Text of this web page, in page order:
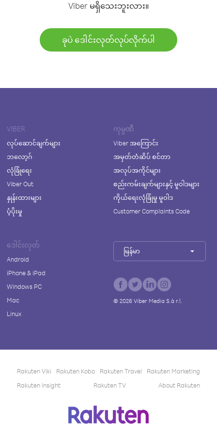
Viber မရှိသေးဘူးလား။
ခုပဲ ဒေါင်းလုတ်လုပ်လိုက်ပါ
VIBER
လုပ်ဆောင်ချက်များ
ဘလော့ဂ်
လုံခြုံရေး
Viber Out
နှုန်းထားများ
ပံ့ပိုးမှု
ကုမ္ပဏီ
Viber အကြောင်း
အမှတ်တံဆိပ် စင်တာ
အလုပ်အကိုင်များ
စည်းကမ်းချက်များနှင့် မူဝါဒများ
ကိုယ်ရေးလုံခြုံမှု မူဝါဒ
Customer Complaints Code
ဒေါင်းလုတ်
Android
iPhone & iPad
Windows PC
Mac
Linux
မြန်မာ
© 2026Viber Media S.à r.l.
Rakuten Viki Rakuten Kobo Rakuten Travel
Rakuten Marketing
Rakuten Insight
Rakuten TV About Rakuten